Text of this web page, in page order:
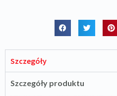
Szczegóły
Szczegóły produktu